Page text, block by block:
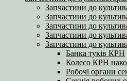
Запчастини до
Запчастини до
Запчастини до
Запчастини до
Запчастини до
Банка туків КРН
Колесо КРН
Робочі органи